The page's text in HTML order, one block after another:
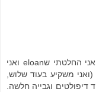
אחי, קראת את מחשבותי. השבוע גם אני החלטתי שeloan ואני
משקיע בעוד שלוש,
וגבייה חלשה.